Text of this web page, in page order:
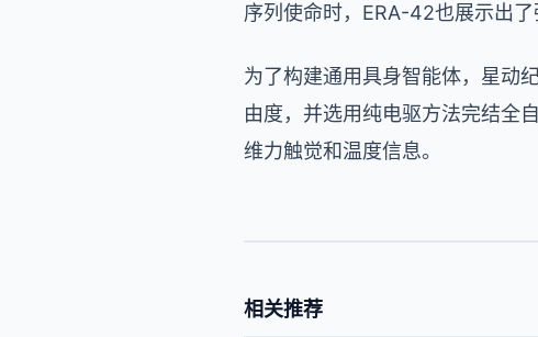
序列使命时，ERA-42也展示出
为了构建通用具身智能体，星动
由度，并选用纯电驱方法完结全
维力触觉和温度信息。
相关推荐